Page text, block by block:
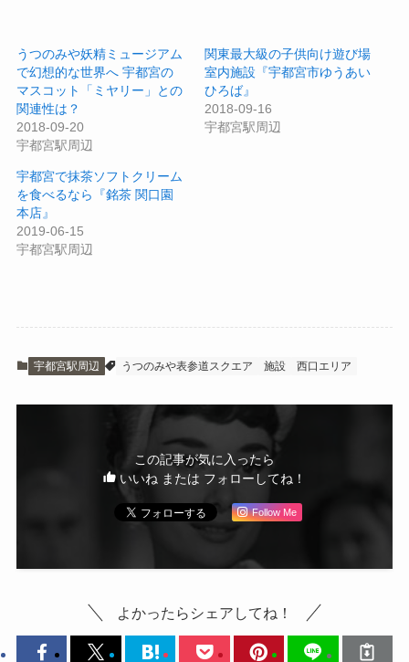
うつのみや妖精ミュージアム
で幻想的な世界へ 宇都宮の
マスコット「ミヤリー」との
関連性は？
2018-09-20
宇都宮駅周辺
関東最大級の子供向け遊び場
室内施設『宇都宮市ゆうあい
ひろば』
2018-09-16
宇都宮駅周辺
宇都宮で抹茶ソフトクリーム
を食べるなら『銘茶 関口園
本店』
2019-06-15
宇都宮駅周辺
宇都宮駅周辺 うつのみや表参道スクエア 施設 西口エリア
この記事が気に入ったら
いいね または フォローしてね！
Follow Me
よかったらシェアしてね！